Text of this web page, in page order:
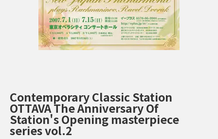
Contemporary Classic Station
OTTAVA The Anniversary Of
Station's Opening masterpiece
series vol.2